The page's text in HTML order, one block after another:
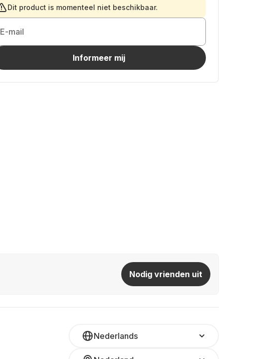
Dit product is momenteel niet beschikbaar.
E-mail
Informeer mij
Nodig vrienden uit
Nederlands